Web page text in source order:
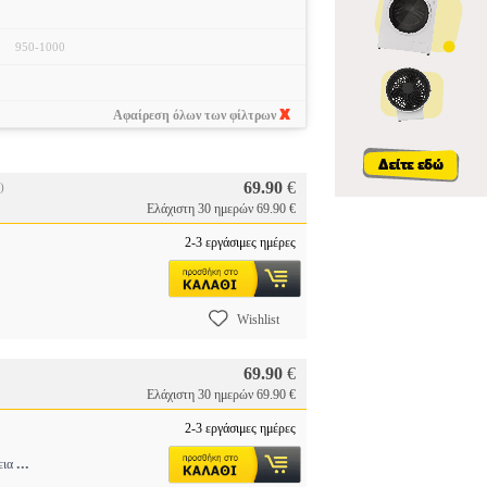
950-1000
Αφαίρεση όλων των φίλτρων
69.90 €
Ελάχιστη 30 ημερών 69.90 €
2-3 εργάσιμες ημέρες
Wishlist
69.90 €
Ελάχιστη 30 ημερών 69.90 €
...
2-3 εργάσιμες ημέρες